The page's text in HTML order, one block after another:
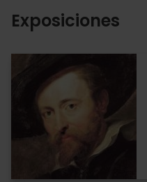
Exposiciones